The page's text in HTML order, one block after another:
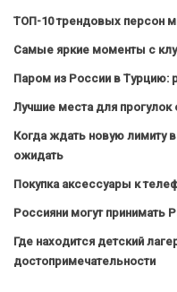
ТОП-10 трендовых персон
Самые яркие моменты с
Паром из России в Турцию:
Лучшие места для прогулок
Когда ждать новую лимиту
ожидать
Покупка аксессуары к
Россияни могут принимать
Где находится детский
достопримечательности